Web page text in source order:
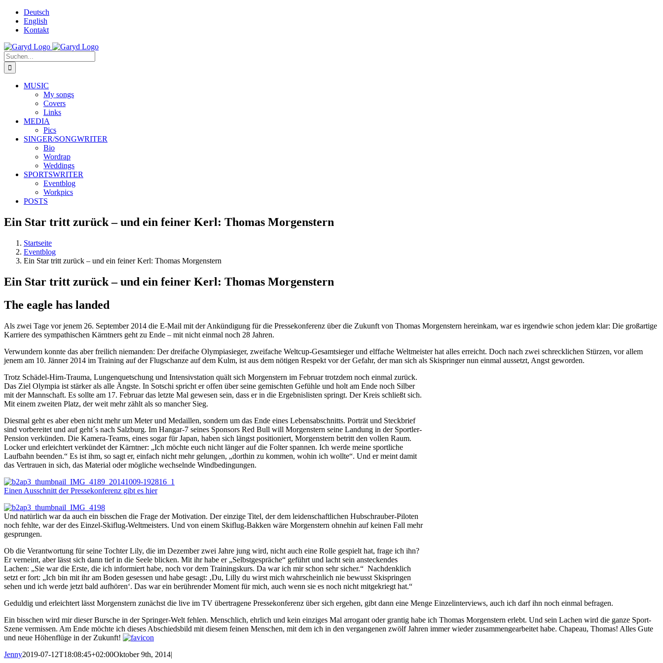
Zum
Inhalt
springen
Deutsch
English
Kontakt
Facebook
X
YouTube
SoundCloud
Instagram
Suche
nach:
MUSIC
My songs
Covers
Links
MEDIA
Pics
SINGER/SONGWRITER
Bio
Wordrap
Weddings
SPORTSWRITER
Eventblog
Workpics
POSTS
Ein Star tritt zurück – und ein feiner Kerl: Thomas Morgenstern
Startseite
Eventblog
Ein Star tritt zurück – und ein feiner Kerl: Thomas Morgenstern
Ein Star tritt zurück – und ein feiner Kerl: Thomas Morgenstern
The eagle has landed
Als zwei Tage vor jenem 26. September 2014 die E-Mail mit der Ankündigung für die Pressekonferenz über die Zukunft von Thomas Morgenstern hereinkam, war es irgendwie schon jedem klar: Die großartige
Karriere des sympathischen Kärntners geht zu Ende – mit nicht einmal noch 28 Jahren.
Verwundern konnte das aber freilich niemanden: Der dreifache Olympiasieger, zweifache Weltcup-Gesamtsieger und elffache Weltmeister hat alles erreicht. Doch nach zwei schrecklichen Stürzen, vor allem
jenem am 10. Jänner 2014 im Training auf der Flugschanze auf dem Kulm, ist aus dem nötigen Respekt vor der Gefahr, der man sich als Skispringer nun einmal aussetzt, Angst geworden.
Trotz Schädel-Hirn-Trauma, Lungenquetschung und Intensivstation quält sich Morgenstern im Februar trotzdem noch einmal zurück.
Das Ziel Olympia ist stärker als alle Ängste. In Sotschi spricht er offen über seine gemischten Gefühle und holt am Ende noch Silber
mit der Mannschaft. Es sollte am 17. Februar das letzte Mal gewesen sein, dass er in die Ergebnislisten springt. Der Kreis schließt sich.
Mit einem zweiten Platz, der weit mehr zählt als so mancher Sieg.
Diesmal geht es aber eben nicht mehr um Meter und Medaillen, sondern um das Ende eines Lebensabschnitts. Porträt und Steckbrief
sind vorbereitet und auf geht´s nach Salzburg. Im Hangar-7 seines Sponsors Red Bull will Morgenstern seine Landung in der Sportler-
Pension verkünden. Die Kamera-Teams, eines sogar für Japan, haben sich längst positioniert, Morgenstern betritt den vollen Raum.
Locker und erleichtert verkündet der Kärntner: „Ich möchte euch nicht länger auf die Folter spannen. Ich werde meine sportliche
Laufbahn beenden.“ Es ist ihm, so sagt er, einfach nicht mehr gelungen, „dorthin zu kommen, wohin ich wollte“. Und er meint damit
das Vertrauen in sich, das Material oder mögliche wechselnde Windbedingungen.
Einen Ausschnitt der Pressekonferenz gibt es hier
Und natürlich war da auch ein bisschen die Frage der Motivation. Der einzige Titel, der dem leidenschaftlichen Hubschrauber-Piloten
noch fehlte, war der des Einzel-Skiflug-Weltmeisters. Und von einem Skiflug-Bakken wäre Morgenstern ohnehin auf keinen Fall mehr
gesprungen.
Ob die Verantwortung für seine Tochter Lily, die im Dezember zwei Jahre jung wird, nicht auch eine Rolle gespielt hat, frage ich ihn?
Er verneint, aber lässt sich dann tief in die Seele blicken. Mit ihr habe er „Selbstgespräche“ geführt und lacht sein ansteckendes
Lachen: „Sie war die Erste, die ich informiert habe, noch vor dem Trainingskurs. Da war ich mir schon sehr sicher.“ Nachdenklich
setzt er fort: „Ich bin mit ihr am Boden gesessen und habe gesagt: ‚Du, Lilly du wirst mich wahrscheinlich nie bewusst Skispringen
sehen und ich werde jetzt bald aufhören‘. Das war ein berührender Moment für mich, auch wenn sie es noch nicht mitgekriegt hat.“
Geduldig und erleichtert lässt Morgenstern zunächst die live im TV übertragene Pressekonferenz über sich ergehen, gibt dann eine Menge Einzelinterviews, auch ich darf ihn noch einmal befragen.
Ein bisschen wird mir dieser Bursche in der Springer-Welt fehlen. Menschlich, ehrlich und kein einziges Mal arrogant oder grantig habe ich Thomas Morgenstern erlebt. Und sein Lachen wird die ganze Sport-
Szene vermissen. Am Ende möchte ich dieses Abschiedsbild mit diesem feinen Menschen, mit dem ich in den vergangenen zwölf Jahren immer wieder zusammengearbeitet habe. Chapeau, Thomas! Alles Gute
und neue Höhenflüge in der Zukunft!
Jenny2019-07-12T18:08:45+02:00Oktober 9th, 2014|